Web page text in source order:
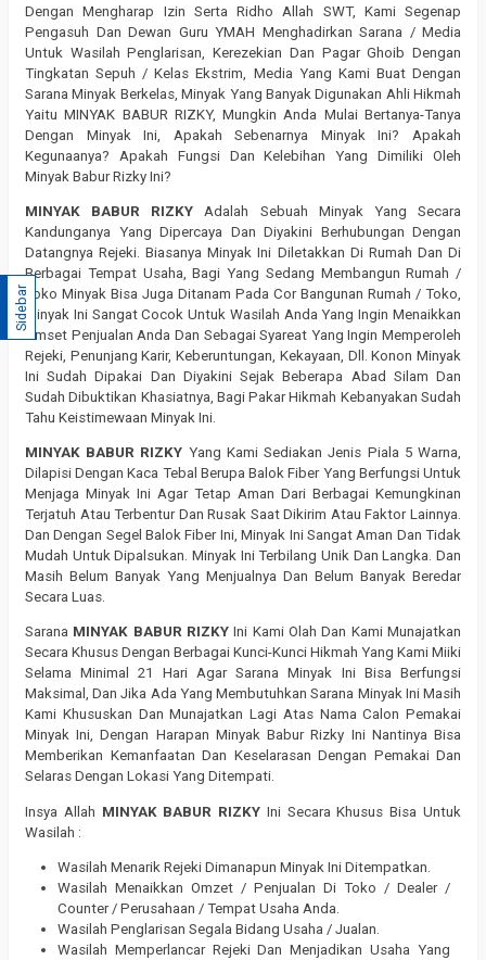
Dengan Mengharap Izin Serta Ridho Allah SWT, Kami Segenap
Pengasuh Dan Dewan Guru YMAH Menghadirkan Sarana / Media
Untuk Wasilah Penglarisan, Kerezekian Dan Pagar Ghoib Dengan
Tingkatan Sepuh / Kelas Ekstrim, Media Yang Kami Buat Dengan
Sarana Minyak Berkelas, Minyak Yang Banyak Digunakan Ahli Hikmah
Yaitu MINYAK BABUR RIZKY, Mungkin Anda Mulai Bertanya-Tanya
Dengan Minyak Ini, Apakah Sebenarnya Minyak Ini? Apakah
Kegunaanya? Apakah Fungsi Dan Kelebihan Yang Dimiliki Oleh
Minyak Babur Rizky Ini?
MINYAK BABUR RIZKY Adalah Sebuah Minyak Yang Secara
Kandunganya Yang Dipercaya Dan Diyakini Berhubungan Dengan
Datangnya Rejeki. Biasanya Minyak Ini Diletakkan Di Rumah Dan Di
Berbagai Tempat Usaha, Bagi Yang Sedang Membangun Rumah /
Toko Minyak Bisa Juga Ditanam Pada Cor Bangunan Rumah / Toko,
Minyak Ini Sangat Cocok Untuk Wasilah Anda Yang Ingin Menaikkan
Omset Penjualan Anda Dan Sebagai Syareat Yang Ingin Memperoleh
Rejeki, Penunjang Karir, Keberuntungan, Kekayaan, Dll. Konon Minyak
Ini Sudah Dipakai Dan Diyakini Sejak Beberapa Abad Silam Dan
Sudah Dibuktikan Khasiatnya, Bagi Pakar Hikmah Kebanyakan Sudah
Tahu Keistimewaan Minyak Ini.
MINYAK BABUR RIZKY Yang Kami Sediakan Jenis Piala 5 Warna,
Dilapisi Dengan Kaca Tebal Berupa Balok Fiber Yang Berfungsi Untuk
Menjaga Minyak Ini Agar Tetap Aman Dari Berbagai Kemungkinan
Terjatuh Atau Terbentur Dan Rusak Saat Dikirim Atau Faktor Lainnya.
Dan Dengan Segel Balok Fiber Ini, Minyak Ini Sangat Aman Dan Tidak
Mudah Untuk Dipalsukan. Minyak Ini Terbilang Unik Dan Langka. Dan
Masih Belum Banyak Yang Menjualnya Dan Belum Banyak Beredar
Secara Luas.
Sarana MINYAK BABUR RIZKY Ini Kami Olah Dan Kami Munajatkan
Secara Khusus Dengan Berbagai Kunci-Kunci Hikmah Yang Kami Miiki
Selama Minimal 21 Hari Agar Sarana Minyak Ini Bisa Berfungsi
Maksimal, Dan Jika Ada Yang Membutuhkan Sarana Minyak Ini Masih
Kami Khususkan Dan Munajatkan Lagi Atas Nama Calon Pemakai
Minyak Ini, Dengan Harapan Minyak Babur Rizky Ini Nantinya Bisa
Memberikan Kemanfaatan Dan Keselarasan Dengan Pemakai Dan
Selaras Dengan Lokasi Yang Ditempati.
Insya Allah MINYAK BABUR RIZKY Ini Secara Khusus Bisa Untuk
Wasilah :
Wasilah Menarik Rejeki Dimanapun Minyak Ini Ditempatkan.
Wasilah Menaikkan Omzet / Penjualan Di Toko / Dealer /
Counter / Perusahaan / Tempat Usaha Anda.
Wasilah Penglarisan Segala Bidang Usaha / Jualan.
Wasilah Memperlancar Rejeki Dan Menjadikan Usaha Yang
Sidebar